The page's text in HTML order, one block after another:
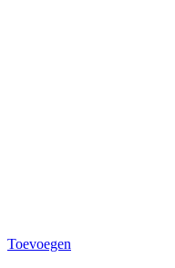
Toevoegen